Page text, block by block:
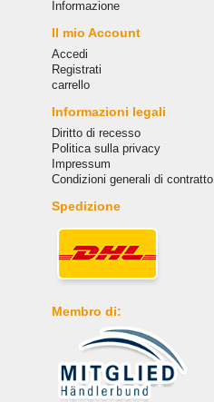
Informazione
Il mio Account
Accedi
Registrati
carrello
Informazioni legali
Diritto di recesso
Politica sulla privacy
Impressum
Condizioni generali di contratto
Spedizione
Membro di: